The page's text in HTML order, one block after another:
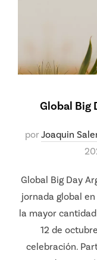
Global Big
porJoaquin
Global Big Day
jornada global
la mayor
12 de
celebración.